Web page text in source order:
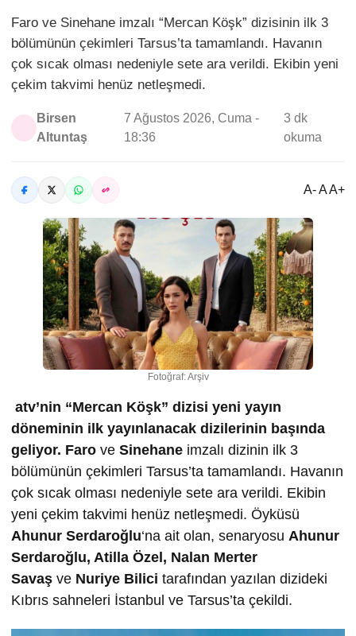
Faro ve Sinehane imzalı “Mercan Köşk” dizisinin ilk 3
bölümünün çekimleri Tarsus’ta tamamlandı. Havanın
çok sıcak olması nedeniyle sete ara verildi. Ekibin yeni
çekim takvimi henüz netleşmedi.
Birsen
Altuntaş
7 Ağustos 2026, Cuma -
18:36
3 dk
okuma
A- A A+
Fotoğraf: Arşiv
atv’nin “Mercan Köşk” dizisi yeni yayın
döneminin ilk yayınlanacak dizilerinin başında
geliyor. Faro ve Sinehane imzalı dizinin ilk 3
bölümünün çekimleri Tarsus’ta tamamlandı. Havanın
çok sıcak olması nedeniyle sete ara verildi. Ekibin
yeni çekim takvimi henüz netleşmedi. Öyküsü
Ahunur Serdaroğlu‘na ait olan, senaryosu Ahunur
Serdaroğlu, Atilla Özel, Nalan Merter
Savaş ve Nuriye Bilici tarafından yazılan dizideki
Kıbrıs sahneleri İstanbul ve Tarsus’ta çekildi.